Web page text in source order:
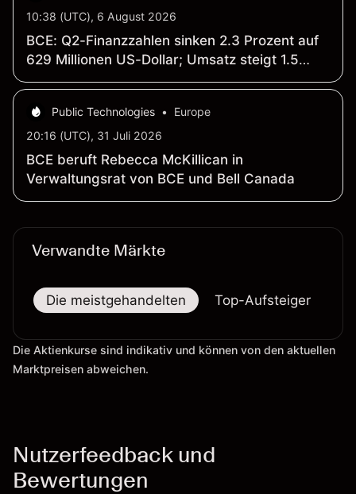
10:38 (UTC), 6 August 2026
BCE: Q2-Finanzzahlen sinken 2.3 Prozent auf
629 Millionen US-Dollar; Umsatz steigt 1.5
Prozent auf 6.18 Milliarden US-Dollar
Public Technologies •
Europe
20:16 (UTC), 31 Juli 2026
BCE beruft Rebecca McKillican in
Verwaltungsrat von BCE und Bell Canada
Verwandte Märkte
Die meistgehandelten Top-Aufsteiger
Die Aktienkurse sind indikativ und können von den aktuellen
Marktpreisen abweichen.
Nutzerfeedback und
Bewertungen